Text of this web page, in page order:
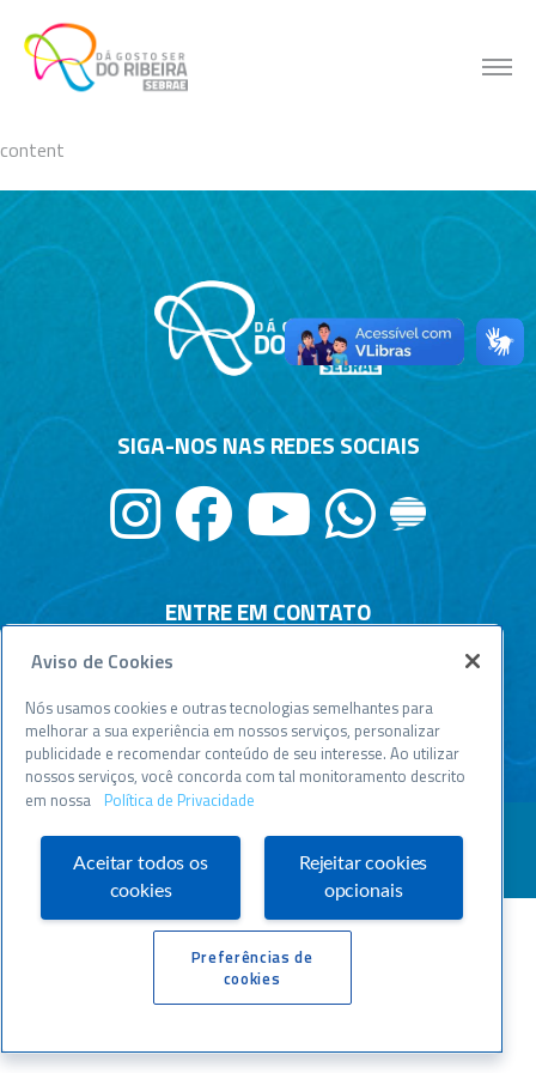
content
content
ENTRE EM CONTATO
Central de relacionamento
0800 570 0800
WWW.SEBRAESP.COM.BR
SIGA-NOS NAS REDES SOCIAIS
Aviso de Cookies
Nós usamos cookies e outras tecnologias semelhantes para
melhorar a sua experiência em nossos serviços, personalizar
publicidade e recomendar conteúdo de seu interesse. Ao utilizar
nossos serviços, você concorda com tal monitoramento descrito
em nossa Política de Privacidade
Aceitar todos os
cookies
Rejeitar cookies
opcionais
Preferências de
cookies